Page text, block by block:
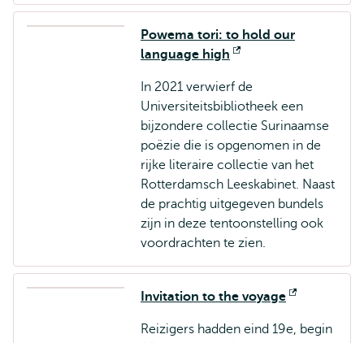
Powema tori: to hold our
language high
In 2021 verwierf de
Universiteitsbibliotheek een
bijzondere collectie Surinaamse
poëzie die is opgenomen in de
rijke literaire collectie van het
Rotterdamsch Leeskabinet. Naast
de prachtig uitgegeven bundels
zijn in deze tentoonstelling ook
voordrachten te zien.
Invitation to the voyage
Reizigers hadden eind 19e, begin